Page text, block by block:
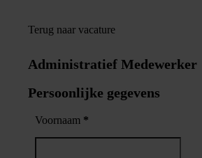
Terug naar vacature
Administratief Medewerker
Persoonlijke gegevens
Voornaam *